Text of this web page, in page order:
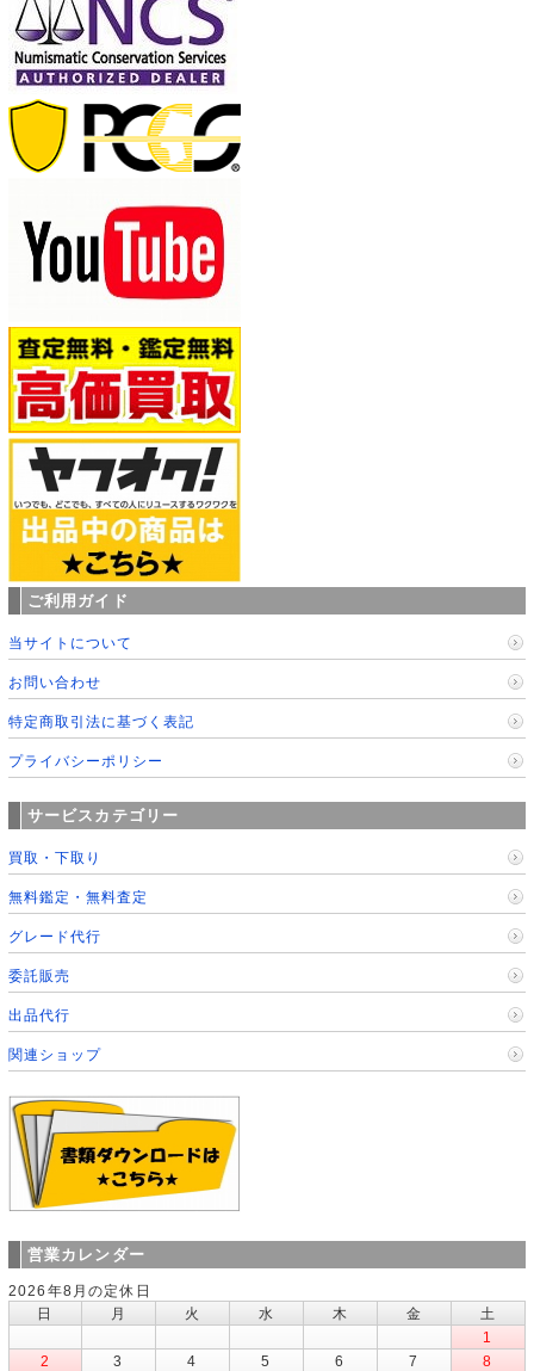
ご利用ガイド
当サイトについて
お問い合わせ
特定商取引法に基づく表記
プライバシーポリシー
サービスカテゴリー
買取・下取り
無料鑑定・無料査定
グレード代行
委託販売
出品代行
関連ショップ
営業カレンダー
2026年8月の定休日
日
月 火 水 木 金
土
1
2
3 4 5 6 7
8